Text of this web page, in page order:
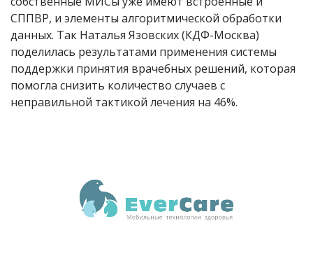
СППВР, и элементы алгоритмической обработки
данных. Так Наталья Язовских (КДФ-Москва)
поделилась результатами применения системы
поддержки принятия врачебных решений, которая
помогла снизить количество случаев с
неправильной тактикой лечения на 46%.